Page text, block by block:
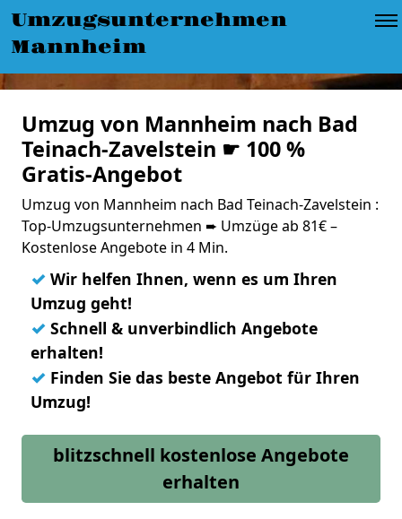
Umzugsunternehmen
Mannheim
Umzug von Mannheim nach Bad
Teinach-Zavelstein ☛ 100 %
Gratis-Angebot
Umzug von Mannheim nach Bad Teinach-Zavelstein :
Top-Umzugsunternehmen ➨ Umzüge ab 81€ –
Kostenlose Angebote in 4 Min.
✓ Wir helfen Ihnen, wenn es um Ihren
Umzug geht!
✓ Schnell & unverbindlich Angebote
erhalten!
✓ Finden Sie das beste Angebot für Ihren
Umzug!
blitzschnell kostenlose Angebote
erhalten